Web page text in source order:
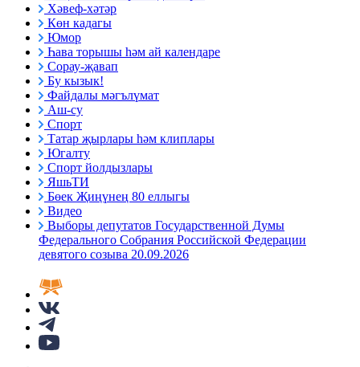
Хәвеф-хәтәр
Көн кадагы
Юмор
Һава торышы һәм ай календаре
Сорау-җавап
Бу кызык!
Файдалы мәгълүмат
Аш-су
Спорт
Татар җырлары һәм клиплары
Югалту
Спорт йолдызлары
ЯшьТИ
Бөек Җиңүнең 80 еллыгы
Видео
Выборы депутатов Государственной Думы
Федерального Собрания Российской Федерации
девятого созыва 20.09.2026